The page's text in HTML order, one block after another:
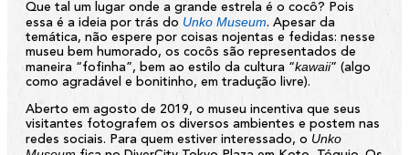
Que tal um lugar onde a grande estrela é o cocô? Pois
essa é a ideia por trás do Unko Museum. Apesar da
temática, não espere por coisas nojentas e fedidas: nesse
museu bem humorado, os cocôs são representados de
maneira “fofinha”, bem ao estilo da cultura “kawaii” (algo
como agradável e bonitinho, em tradução livre).
Aberto em agosto de 2019, o museu incentiva que seus
visitantes fotografem os diversos ambientes e postem nas
redes sociais. Para quem estiver interessado, o Unko